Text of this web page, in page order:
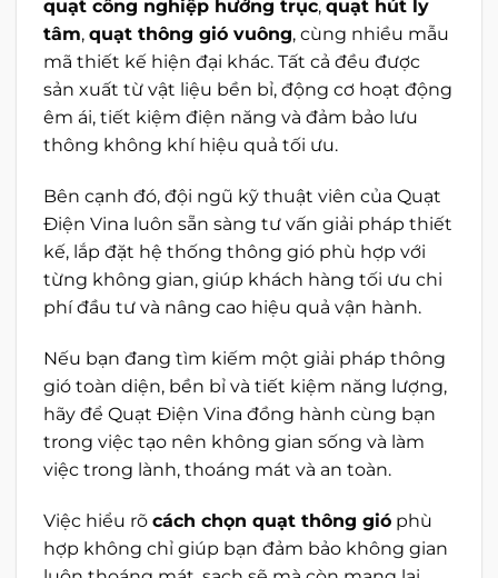
quạt công nghiệp hướng trục, quạt hút ly
tâm, quạt thông gió vuông, cùng nhiều mẫu
mã thiết kế hiện đại khác. Tất cả đều được
sản xuất từ vật liệu bền bỉ, động cơ hoạt động
êm ái, tiết kiệm điện năng và đảm bảo lưu
thông không khí hiệu quả tối ưu.
Bên cạnh đó, đội ngũ kỹ thuật viên của Quạt
Điện Vina luôn sẵn sàng tư vấn giải pháp thiết
kế, lắp đặt hệ thống thông gió phù hợp với
từng không gian, giúp khách hàng tối ưu chi
phí đầu tư và nâng cao hiệu quả vận hành.
Nếu bạn đang tìm kiếm một giải pháp thông
gió toàn diện, bền bỉ và tiết kiệm năng lượng,
hãy để Quạt Điện Vina đồng hành cùng bạn
trong việc tạo nên không gian sống và làm
việc trong lành, thoáng mát và an toàn.
Việc hiểu rõ cách chọn quạt thông gió phù
hợp không chỉ giúp bạn đảm bảo không gian